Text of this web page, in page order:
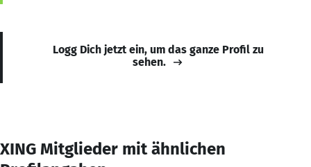
Logg Dich jetzt ein, um das ganze Profil zu
sehen.
XING Mitglieder mit ähnlichen